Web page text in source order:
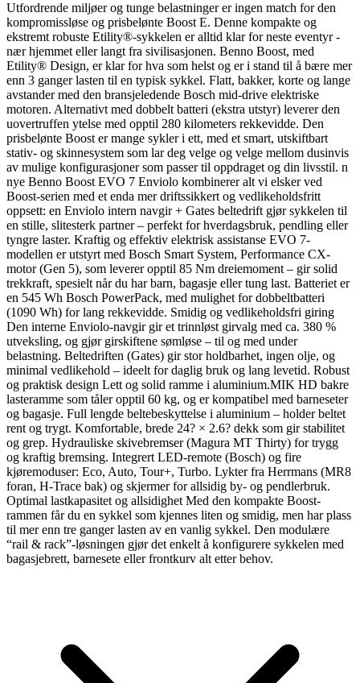
Utfordrende miljøer og tunge belastninger er ingen match for den
kompromissløse og prisbelønte Boost E. Denne kompakte og
ekstremt robuste Etility®-sykkelen er alltid klar for neste eventyr -
nær hjemmet eller langt fra sivilisasjonen. Benno Boost, med
Etility® Design, er klar for hva som helst og er i stand til å bære mer
enn 3 ganger lasten til en typisk sykkel. Flatt, bakker, korte og lange
avstander med den bransjeledende Bosch mid-drive elektriske
motoren. Alternativt med dobbelt batteri (ekstra utstyr) leverer den
uovertruffen ytelse med opptil 280 kilometers rekkevidde. Den
prisbelønte Boost er mange sykler i ett, med et smart, utskiftbart
stativ- og skinnesystem som lar deg velge og velge mellom dusinvis
av mulige konfigurasjoner som passer til oppdraget og din livsstil. n
nye Benno Boost EVO 7 Enviolo kombinerer alt vi elsker ved
Boost-serien med et enda mer driftssikkert og vedlikeholdsfritt
oppsett: en Enviolo intern navgir + Gates beltedrift gjør sykkelen til
en stille, slitesterk partner – perfekt for hverdagsbruk, pendling eller
tyngre laster. Kraftig og effektiv elektrisk assistanse EVO 7-
modellen er utstyrt med Bosch Smart System, Performance CX-
motor (Gen 5), som leverer opptil 85 Nm dreiemoment – gir solid
trekkraft, spesielt når du har barn, bagasje eller tung last. Batteriet er
en 545 Wh Bosch PowerPack, med mulighet for dobbeltbatteri
(1090 Wh) for lang rekkevidde. Smidig og vedlikeholdsfri giring
Den interne Enviolo-navgir gir et trinnløst girvalg med ca. 380 %
utveksling, og gjør girskiftene sømløse – til og med under
belastning. Beltedriften (Gates) gir stor holdbarhet, ingen olje, og
minimal vedlikehold – ideelt for daglig bruk og lang levetid. Robust
og praktisk design Lett og solid ramme i aluminium.MIK HD bakre
lasteramme som tåler opptil 60 kg, og er kompatibel med barneseter
og bagasje. Full lengde beltebeskyttelse i aluminium – holder beltet
rent og trygt. Komfortable, brede 24? × 2.6? dekk som gir stabilitet
og grep. Hydrauliske skivebremser (Magura MT Thirty) for trygg
og kraftig bremsing. Integrert LED-remote (Bosch) og fire
kjøremoduser: Eco, Auto, Tour+, Turbo. Lykter fra Herrmans (MR8
foran, H-Trace bak) og skjermer for allsidig by- og pendlerbruk.
Optimal lastkapasitet og allsidighet Med den kompakte Boost-
rammen får du en sykkel som kjennes liten og smidig, men har plass
til mer enn tre ganger lasten av en vanlig sykkel. Den modulære
“rail & rack”-løsningen gjør det enkelt å konfigurere sykkelen med
bagasjebrett, barnesete eller frontkurv alt etter behov.